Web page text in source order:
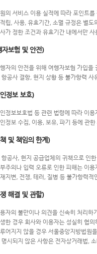
의 서비스 이용 실적에 따라 포인트를
립, 사용, 유효기간, 소멸 규정은 별도
가 정한 조건과 유효기간 내에서만
보험 및 안전)
자의 안전을 위해 여행자보험 가입을
공사 결항, 현지 상황 등 불가항력 사
정보 보호)
정보보호법 등 관련 법령에 따라 이
정보 수집, 이용, 보유, 파기 등에 관
및 책임의 한계)
공사, 현지 공급업체의 귀책으로 인
주의나 입력 오류로 인한 피해는 이용
지변, 전쟁, 테러, 질병 등 불가항력적
해결 및 관할)
자의 불만이나 의견을 신속히 처리하
한 경우 회사와 이용자는 성실히 협의
어지지 않을 경우 서울중앙지방법원
시되지 않은 사항은 전자상거래법,